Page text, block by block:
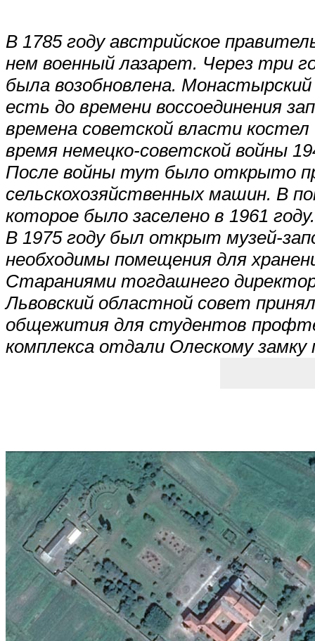
В 1785 году австрийское
нем военный лазарет. Через три
была возобновлена.
есть до времени воссоединения
времена советской власти
время немецко-советской войны
После войны тут было открыто
сельскохозяйственных машин. В
которое было заселено в 1961 году.
В 1975 году был открыт музей-
необходимы помещения для
Стараниями тогдашнего
Львовский областной совет
общежития для студентов
комплекса отдали Олескому